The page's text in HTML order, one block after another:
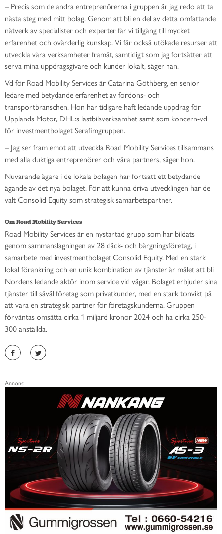
– Precis som de andra entreprenörerna i gruppen är jag redo att ta
nästa steg med mitt bolag. Genom att bli en del av detta omfattande
nätverk av specialister och experter får vi tillgång till mycket
erfarenhet och ovärderlig kunskap. Vi får också utökade resurser att
utveckla våra verksamheter framåt, samtidigt som jag fortsätter att
serva mina uppdragsgivare och kunder lokalt, säger han.
Vd för Road Mobility Services är Catarina Göthberg, en senior
ledare med betydande erfarenhet av fordons- och
transportbranschen. Hon har tidigare haft ledande uppdrag för
Upplands Motor, DHL:s lastbilsverksamhet samt som koncern-vd
för investmentbolaget Serafimgruppen.
– Jag ser fram emot att utveckla Road Mobility Services tillsammans
med alla duktiga entreprenörer och våra partners, säger hon.
Nuvarande ägare i de lokala bolagen har fortsatt ett betydande
ägande av det nya bolaget. För att kunna driva utvecklingen har de
valt Consolid Equity som strategisk samarbetspartner.
Om Road Mobility Services
Road Mobility Services är en nystartad grupp som har bildats
genom sammanslagningen av 28 däck- och bärgningsföretag, i
samarbete med investmentbolaget Consolid Equity. Med en stark
lokal förankring och en unik kombination av tjänster är målet att bli
Nordens ledande aktör inom service vid vägar. Bolaget erbjuder sina
tjänster till såväl företag som privatkunder, med en stark tonvikt på
att vara en strategisk partner för företagskunderna. Gruppen
förväntas omsätta cirka 1 miljard kronor 2024 och ha cirka 250-
300 anställda.
Annons: